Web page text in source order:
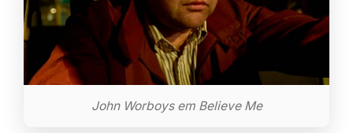
John Worboys em Believe Me